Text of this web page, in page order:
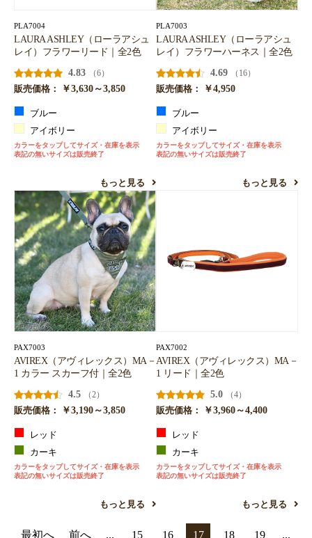
PLA7004
LAURA ASHLEY（ローラアシュ
レイ）フラワーリード｜全2色
4.83
（6）
販売価格：
￥3,630～3,850
ブルー
アイボリー
カラーをタップしてサイズ・在庫を表示
表記の無いサイズは販売終了
もっと見る
PLA7003
LAURA ASHLEY（ローラアシュ
レイ）フラワーハーネス｜全2色
4.69
（16）
販売価格：
￥4,950
ブルー
アイボリー
カラーをタップしてサイズ・在庫を表示
表記の無いサイズは販売終了
もっと見る
PAX7003
AVIREX（アヴィレックス）MA－
1 カラー スカーフ付｜全2色
4.5
（2）
販売価格：
￥3,190～3,850
レッド
カーキ
カラーをタップしてサイズ・在庫を表示
表記の無いサイズは販売終了
もっと見る
PAX7002
AVIREX（アヴィレックス）MA－
1 リード｜全2色
5.0
（4）
販売価格：
￥3,960～4,400
レッド
カーキ
カラーをタップしてサイズ・在庫を表示
表記の無いサイズは販売終了
もっと見る
最初へ 前へ ... 15 16 17 18 19 ...